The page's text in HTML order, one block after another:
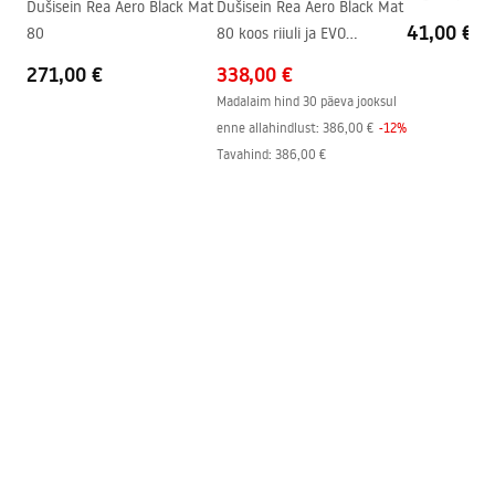
Kattetehnoloogia
PVD
Ühenduste vahekaugus
150mm
5 aastat
Pielęgnacja
Dušisein Rea Aero Black Mat
80
271,00 €
Dušisein Rea Aero Black Mat
80 koos riiuli ja EVO
338,00 €
Madalaim hind 30 päeva jooksul
enne allahindlust: 386,00 € -12%
Tavahind: 386,00 €
41,00 €